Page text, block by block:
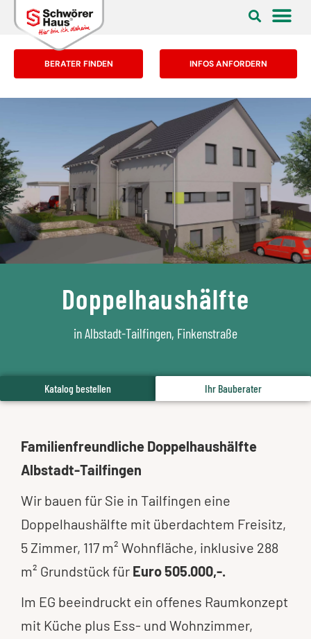
BERATER FINDEN INFOS ANFORDERN
Doppelhaushälfte
in Albstadt-Tailfingen, Finkenstraße
Katalog bestellen Ihr Bauberater
Familienfreundliche Doppelhaushälfte
Albstadt-Tailfingen
Wir bauen für Sie in Tailfingen eine
Doppelhaushälfte mit überdachtem Freisitz,
5 Zimmer, 117 m² Wohnfläche, inklusive 288
m² Grundstück für Euro 505.000,-.
Im EG beeindruckt ein offenes Raumkonzept
mit Küche plus Ess- und Wohnzimmer,